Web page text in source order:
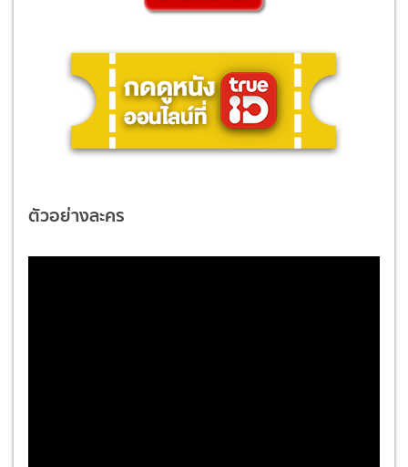
ตัวอย่างละคร